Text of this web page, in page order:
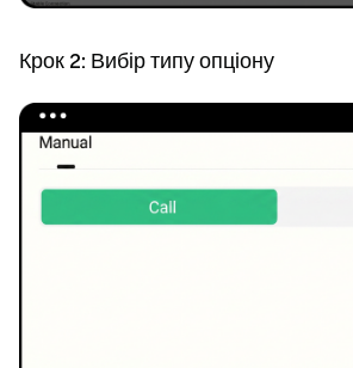
Крок 2: Вибір типу опціону